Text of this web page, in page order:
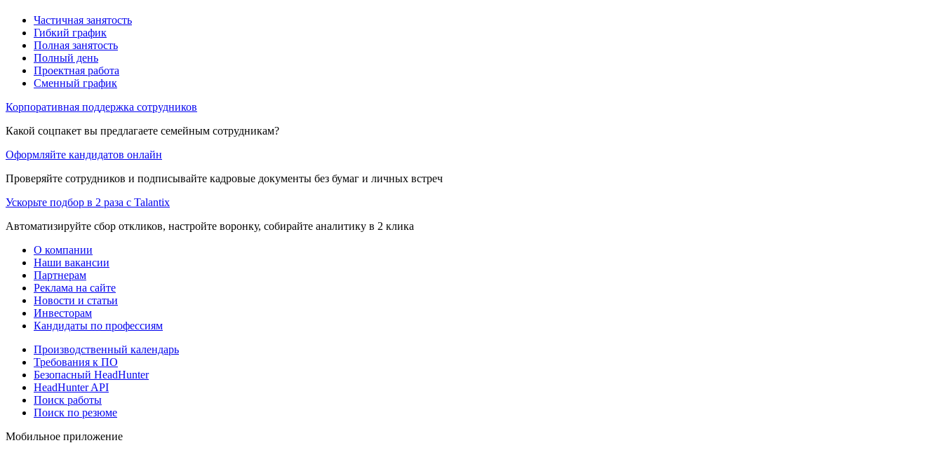
Частичная занятость
Гибкий график
Полная занятость
Полный день
Проектная работа
Сменный график
Корпоративная поддержка сотрудников
Какой соцпакет вы предлагаете семейным сотрудникам?
Оформляйте кандидатов онлайн
Проверяйте сотрудников и подписывайте кадровые документы без бумаг и личных встреч
Ускорьте подбор в 2 раза с Talantix
Автоматизируйте сбор откликов, настройте воронку, собирайте аналитику в 2 клика
О компании
Наши вакансии
Партнерам
Реклама на сайте
Новости и статьи
Инвесторам
Кандидаты по профессиям
Производственный календарь
Требования к ПО
Безопасный HeadHunter
HeadHunter API
Поиск работы
Поиск по резюме
Мобильное приложение